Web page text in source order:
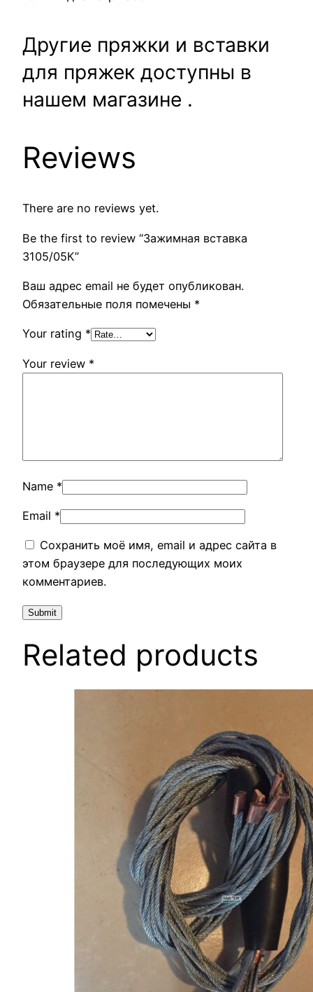
Другие пряжки и вставки
для пряжек доступны в
нашем магазине .
Reviews
There are no reviews yet.
Be the first to review “Зажимная вставка
3105/05К”
Ваш адрес email не будет опубликован.
Обязательные поля помечены *
Your rating *
Your review *
Name *
Email *
Сохранить моё имя, email и адрес сайта в
этом браузере для последующих моих
комментариев.
Related products